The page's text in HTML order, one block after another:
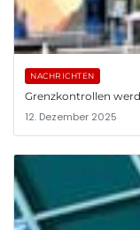
NACHRICHTEN
Grenzkontrollen
12. Dezember 2025